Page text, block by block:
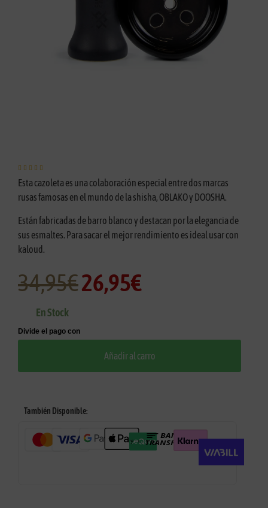
    
Esta cazoleta es una colaboración especial entre dos marcas
rusas famosas en el mundo de la shisha, OBLAKO y DOOSHA.
Están fabricadas de barro blanco y destacan por la elegancia de
sus esmaltes. Para sacar el mejor rendimiento es ideal usar con
kaloud.
34,95€26,95€
En Stock
Añadir al carro
También Disponible: